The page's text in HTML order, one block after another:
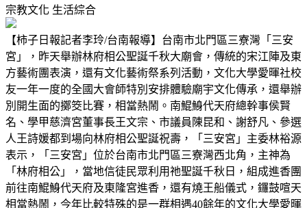
宗教文化 生活綜合
【柿子日報記者李玲/台南報導】台南市北門區三寮灣「三安
宮」，昨天舉辦林府相公聖誕千秋大廟會，傳統的宋江陣及東
方藝術團表演，還有文化藝術祭系列活動，文化大學愛暉社校
友一年一度的全國大會師特別安排體驗廟宇文化傳承，還舉辦
別開生面的擲筊比賽，相當熱鬧。南鯤鯓代天府總幹事侯賢
名、學甲慈濟宮董事長王文宗、市議員陳昆和、謝舒凡、參選
人王詩媛都到場向林府相公聖誕祝壽，「三安宮」主委林裕源
表示，「三安宮」位於台南市北門區三寮灣西北角，主神為
「林府相公」，當地信徒民眾利用祂聖誕千秋日，組成進香團
前往南鯤鯓代天府及東隆宮進香，還有燒王船儀式，鑼鼓喧天
相當熱鬧，今年比較特殊的是一群相遇40餘年的文化大學愛暉